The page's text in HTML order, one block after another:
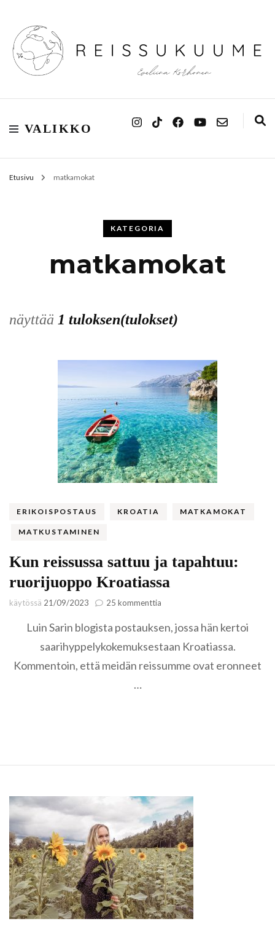
Reissukuume
VALIKKO
Etusivu matkamokat
KATEGORIA
matkamokat
näyttää 1 tuloksen(tulokset)
ERIKOISPOSTAUS KROATIA MATKAMOKAT
MATKUSTAMINEN
Kun reissussa sattuu ja tapahtuu:
ruorijuoppo Kroatiassa
käytössä 21/09/2023 25 kommenttia
reissussa
ja
tapahtuu:
Luin Sarin blogista postauksen, jossa hän kertoi
saarihyppelykokemuksestaan Kroatiassa.
Kommentoin, että meidän reissumme ovat eronneet
…